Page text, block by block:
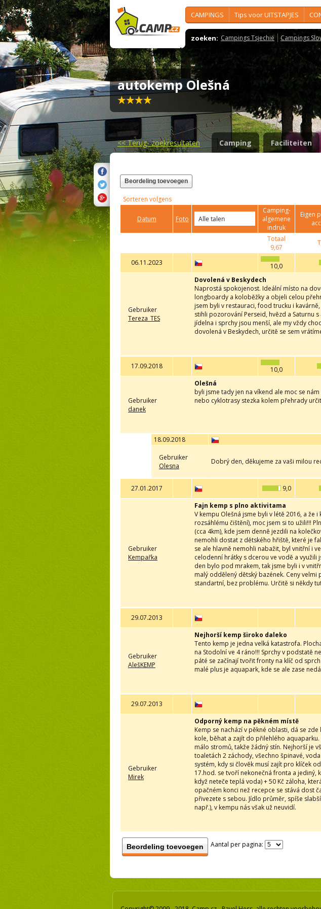
CAMPINGS Tips voor UITSTAPJES
zoeken: Campings Tsjechië Campings
autokemp Olešná
<<Terug- zoekresultaten Camping Faciliteiten
Beordeling toevoegen
Sorteren volgens
Datum Foto
Camping-
algemene
indruk
Eigen
Totaal
9,67
06.11.2023 10,0
Gebruiker
Tereza_TES
Dovolená v Beskydech
Naprostá spokojenost. Ideální místo na
longboardy a koloběžky a objeli celou
jsem byli v restauraci, food trucku i
stihli pozorování Perseid, hvězd a Saturnu
jídelna i sprchy jsou menší, ale my vždy
dovolená v Beskydech, určitě se sem
17.09.2018
10,0
Gebruiker
danek
Olešná
byli jsme tady jen na víkend ale moc se
nebo cyklotrasy stezka kolem přehrady
18.09.2018
Gebruiker
Olesna
Dobrý den, děkujeme za vaši milou
27.01.2017 9,0
Gebruiker
Kempařka
Fajn kemp s plno aktivitama
V kempu Olešná jsme byli v létě 2016, a
rozsáhlému čištění), moc jsem si to užili!!!
(cca 4km), kde jsem denně jezdili na
nemohli dostat z dětského hřiště, které je
se ale hlavně nemohli nabažit, byl vnitřní i
celodenní hrátky s dcerou ve vodě a využili
den bylo pod mrakem, tak jsme byli i v
malý oddělený dětský bazének. Ceny
standartní, bez problému. Určitě si někdy
29.07.2013
Gebruiker
AlešKEMP
Nejhorší kemp široko daleko
Tento kemp je jedna velká katastrofa.
na Stodolní ve 4 ráno!!! Sprchy v podstatě
páté se začínají tvořit fronty na klíč od
malé plus je aquapark, kde se ale zase
29.07.2013
Gebruiker
Mirek
Odporný kemp na pěkném místě
Kemp se nachází v pěkné oblasti, dá se
kole, běhat a zajít do přilehlého
málo stromů, takže žádný stín. Nejhorší je
toaletách 2 záchody, všechno špinavé,
systém, kdy si člověk musí zajít pro klíček
17.hod. se tvoří nekonečná fronta a jediný,
když neteče teplá voda) + 50 Kč záloha,
opačném konci než recepce se stává dost
přivezete s sebou. Jídlo průměr, spíše
např.), v kempu nás však už neuvidí.
Beordeling toevoegen Aantal per pagina: